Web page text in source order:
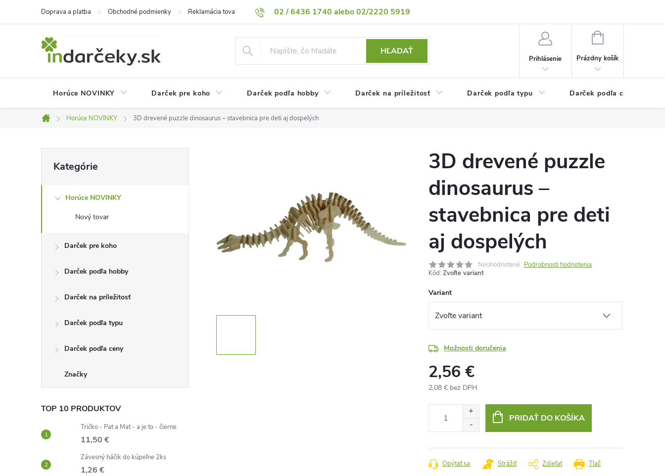
02 / 6436 1740 alebo 02/2220 5919
Doprava a platba Obchodné podmienky Reklamácia tovaru Vrátenie tovaru Podmienky ochrany osobných údajov
HĽADAŤ
Prihlásenie
NÁKUPNÝ
Prázdny košík
Horúce NOVINKY Darček pre koho Darček podľa hobby Darček na príležitosť Darček podľa typu Darček podľa ceny
Domov
Horúce NOVINKY 3D drevené puzzle dinosaurus – stavebnica pre deti aj dospelých
o
n
l
kategórie
Kategórie
Horúce NOVINKY
Nový tovar
Darček pre koho
Darček podľa hobby
Darček na príležitosť
Darček podľa typu
Darček podľa ceny
Značky
TOP 10 PRODUKTOV
Tričko - Pat a Mat - a je to - čierne
11,50 €
Závesný háčik do kúpeľne 2ks
1,26 €
3D drevené puzzle
dinosaurus –
stavebnica pre deti
aj dospelých
Neohodnotené Podrobnosti hodnotenia
Kód: Zvoľte variant
Variant
Možnosti doručenia
2,56 €
2,08 € bez DPH
PRIDAŤ DO KOŠÍKA
Tlač
Opýtať sa Strážiť Zdieľať